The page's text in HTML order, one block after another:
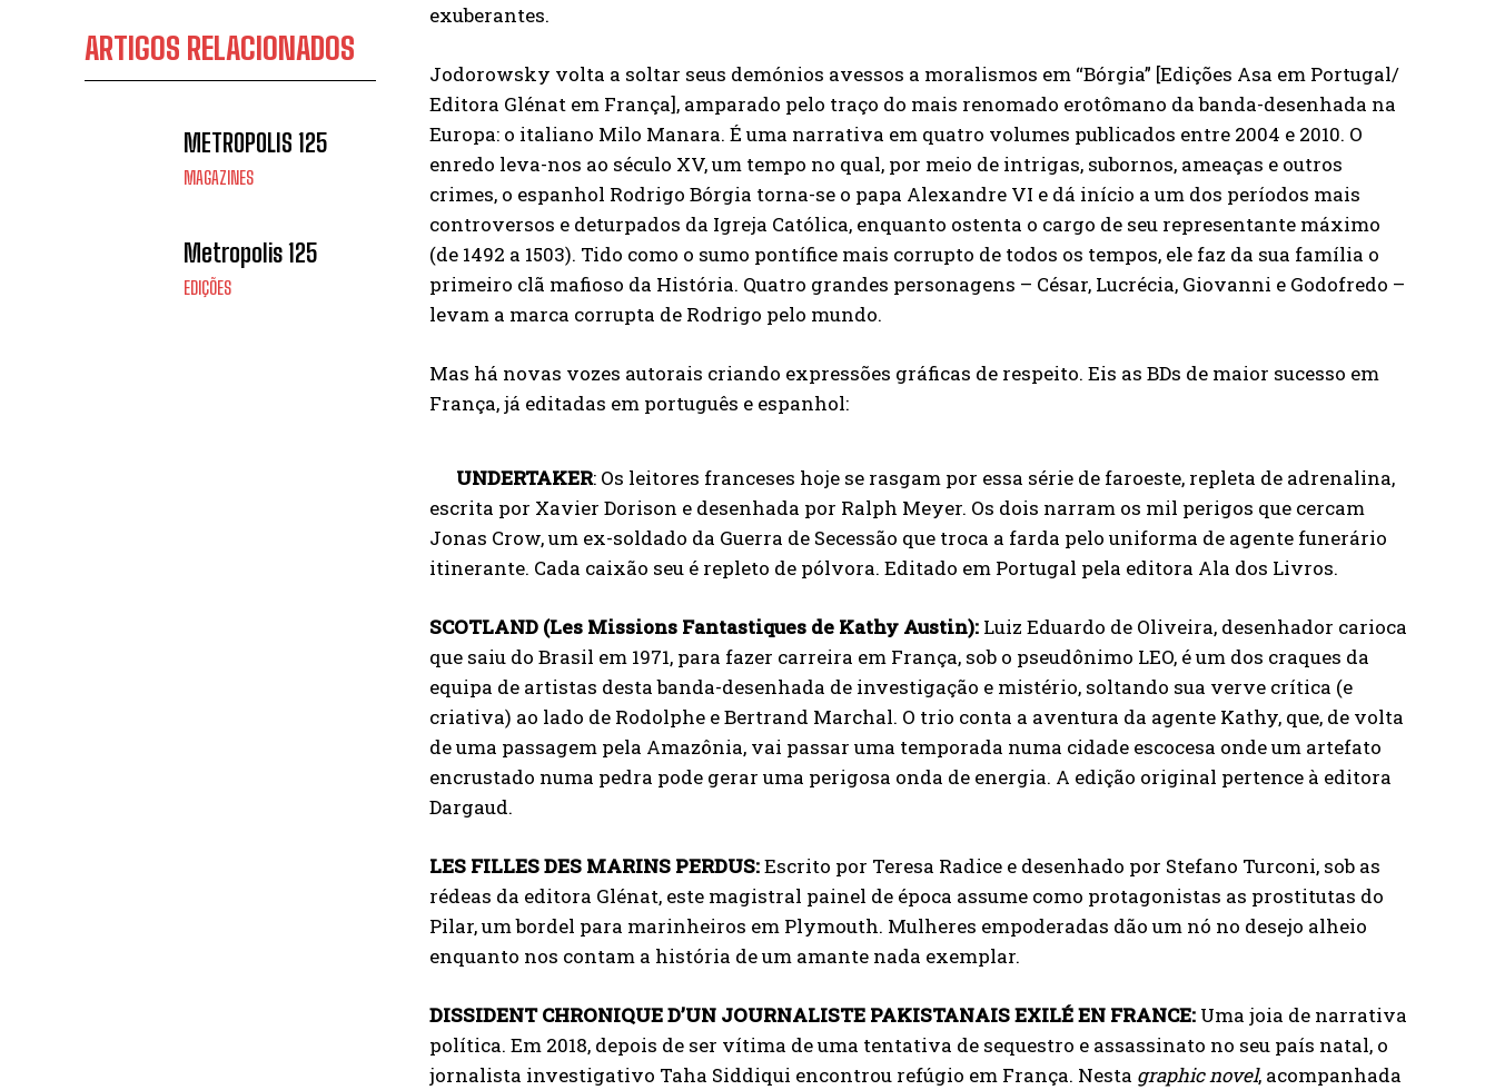
ARTIGOS RELACIONADOS
METROPOLIS 125
MAGAZINES
Metropolis 125
EDIÇÕES
exuberantes.
Jodorowsky volta a soltar seus demónios avessos a moralismos em “Bórgia” [Edições Asa em Portugal/
Editora Glénat em França], amparado pelo traço do mais renomado erotômano da banda-desenhada na
Europa: o italiano Milo Manara. É uma narrativa em quatro volumes publicados entre 2004 e 2010. O
enredo leva-nos ao século XV, um tempo no qual, por meio de intrigas, subornos, ameaças e outros
crimes, o espanhol Rodrigo Bórgia torna-se o papa Alexandre VI e dá início a um dos períodos mais
controversos e deturpados da Igreja Católica, enquanto ostenta o cargo de seu representante máximo
(de 1492 a 1503). Tido como o sumo pontífice mais corrupto de todos os tempos, ele faz da sua família o
primeiro clã mafioso da História. Quatro grandes personagens – César, Lucrécia, Giovanni e Godofredo –
levam a marca corrupta de Rodrigo pelo mundo.
Mas há novas vozes autorais criando expressões gráficas de respeito. Eis as BDs de maior sucesso em
França, já editadas em português e espanhol:
UNDERTAKER: Os leitores franceses hoje se rasgam por essa série de faroeste, repleta de adrenalina,
escrita por Xavier Dorison e desenhada por Ralph Meyer. Os dois narram os mil perigos que cercam
Jonas Crow, um ex-soldado da Guerra de Secessão que troca a farda pelo uniforma de agente funerário
itinerante. Cada caixão seu é repleto de pólvora. Editado em Portugal pela editora Ala dos Livros.
SCOTLAND (Les Missions Fantastiques de Kathy Austin): Luiz Eduardo de Oliveira, desenhador carioca
que saiu do Brasil em 1971, para fazer carreira em França, sob o pseudônimo LEO, é um dos craques da
equipa de artistas desta banda-desenhada de investigação e mistério, soltando sua verve crítica (e
criativa) ao lado de Rodolphe e Bertrand Marchal. O trio conta a aventura da agente Kathy, que, de volta
de uma passagem pela Amazônia, vai passar uma temporada numa cidade escocesa onde um artefato
encrustado numa pedra pode gerar uma perigosa onda de energia. A edição original pertence à editora
Dargaud.
LES FILLES DES MARINS PERDUS:Escrito por Teresa Radice e desenhado por Stefano Turconi, sob as
rédeas da editora Glénat, este magistral painel de época assume como protagonistas as prostitutas do
Pilar, um bordel para marinheiros em Plymouth. Mulheres empoderadas dão um nó no desejo alheio
enquanto nos contam a história de um amante nada exemplar.
DISSIDENT CHRONIQUE D’UN JOURNALISTE PAKISTANAIS EXILÉ EN FRANCE: Uma joia de narrativa
política. Em 2018, depois de ser vítima de uma tentativa de sequestro e assassinato no seu país natal, o
jornalista investigativo Taha Siddiqui encontrou refúgio em França. Nesta graphic novel, acompanhada